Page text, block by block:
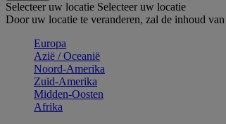
Selecteer uw locatie Selecteer uw locatie
Door uw locatie te veranderen, zal de inhoud
Europa
Aziё / Oceaniё
Noord-Amerika
Zuid-Amerika
Midden-Oosten
Afrika